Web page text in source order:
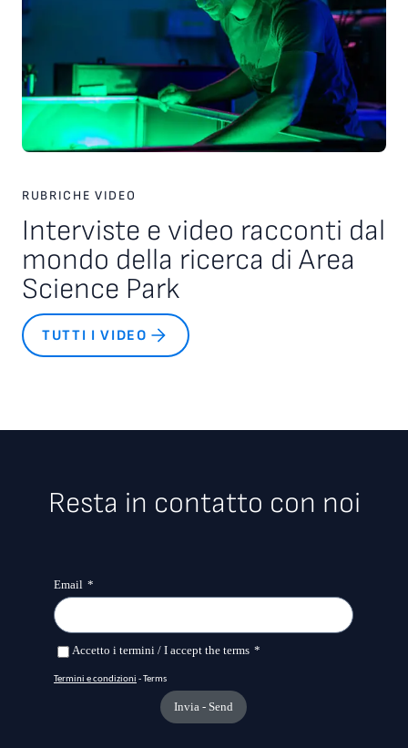
RUBRICHE VIDEO
Interviste e video racconti dal
mondo della ricerca di Area
Science Park
TUTTI I VIDEO
Resta in contatto con noi